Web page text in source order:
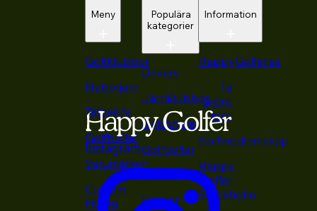
Meny
Golfklubbor
Nybörjare
Tillbehör
Golfbollar
Varumärken
Custom
Fitting
Populära
kategorier
Drivers
Järnklubbor
Nybörjare
Golfbollar
Kepsar
Information
HappyGolfer.se
Ta
grönt
kort
Golfmedlemskap
Happy
Golfer
Stockholm
Instagram